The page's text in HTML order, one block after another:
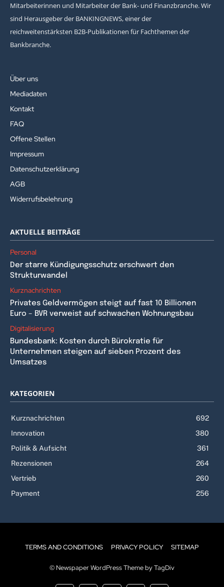
Mitarbeiterinnen und Mitarbeiter der Bank- und Finanzbranche. Wir
sind Herausgeber der BANKINGNEWS, einer der
reichweitenstärksten B2B-Publikationen für Fachthemen der
Bankbranche.
Über uns
Mediadaten
Kontakt
FAQ
Offene Stellen
Impressum
Datenschutzerklärung
AGB
Widerrufsbelehrung
AKTUELLE BEITRÄGE
Personal
Der starre Kündigungsschutz erschwert den
Strukturwandel
Kurznachrichten
Privates Geldvermögen steigt auf fast 10 Billionen
Euro – BVR verweist auf schwachen Wohnungsbau
Digitalisierung
Bundesbank: Kosten durch Bürokratie für
Unternehmen steigen auf sieben Prozent des
Umsatzes
KATEGORIEN
Kurznachrichten
692
Innovation
380
Politik & Aufsicht
361
Rezensionen
264
Vertrieb
260
Payment
256
TERMS AND CONDITIONS PRIVACY POLICY SITEMAP
© Newspaper WordPress Theme by TagDiv